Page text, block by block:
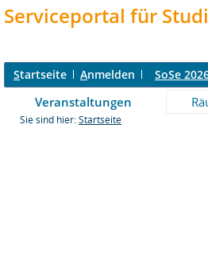
Serviceportal für
Startseite Anmelden SoSe
Veranstaltungen
Sie sind hier: Startseite